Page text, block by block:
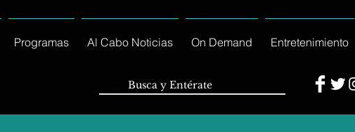
Programas Al Cabo Noticias On Demand Entretenimiento